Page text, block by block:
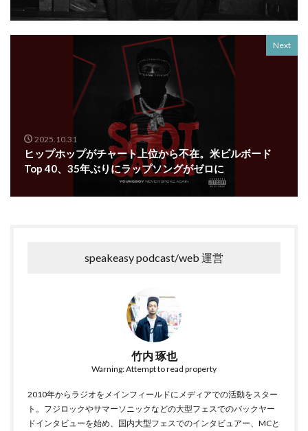
Next
2025.10.31
ヒップホップがチャート上位から不在。米ビルボード
Top 40、35年ぶりにラップソングがゼロに
speakeasy podcast/web 運営
竹内 琢也
Warning: Attempt to read property
2010年からラジオをメインフィールドにメディアでの活動をスター
ト。フジロックやサマーソニックなどの大型フェスでのバックヤー
ドインタビューを始め、国内大型フェスでのインタビュアー、MCと